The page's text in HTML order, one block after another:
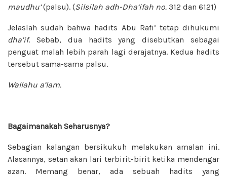
maudhu’(palsu). (Silsilah adh-Dha’ifah no. 312 dan 6121)
Jelaslah sudah bahwa hadits Abu Rafi’ tetap dihukumi
dha’if. Sebab, dua hadits yang disebutkan sebagai
penguat malah lebih parah lagi derajatnya. Kedua hadits
tersebut sama-sama palsu.
Wallahu a’lam.
Bagaimanakah Seharusnya?
Sebagian kalangan bersikukuh melakukan amalan ini.
Alasannya, setan akan lari terbirit-birit ketika mendengar
azan. Memang benar, ada sebuah hadits yang